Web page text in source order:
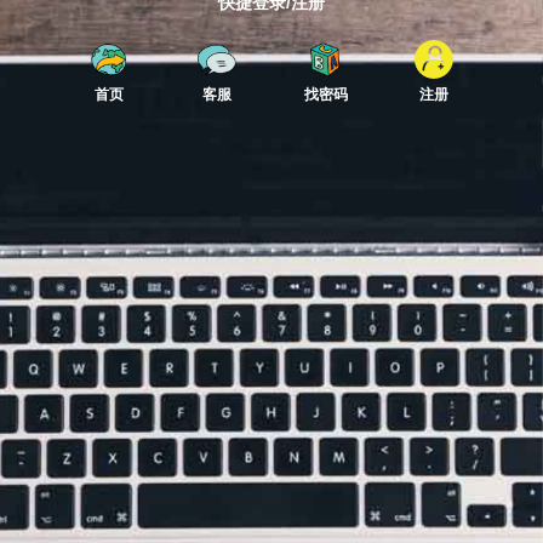
首页 客服 找密码 注册